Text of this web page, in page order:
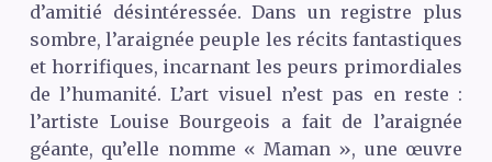
d’amitié désintéressée. Dans un registre plus
sombre, l’araignée peuple les récits fantastiques
et horrifiques, incarnant les peurs primordiales
de l’humanité. L’art visuel n’est pas en reste :
l’artiste Louise Bourgeois a fait de l’araignée
géante, qu’elle nomme « Maman », une œuvre